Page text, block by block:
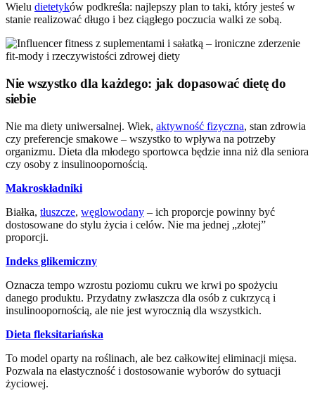
Wielu dietetyków podkreśla: najlepszy plan to taki, który jesteś w
stanie realizować długo i bez ciągłego poczucia walki ze sobą.
Nie wszystko dla każdego: jak dopasować dietę do
siebie
Nie ma diety uniwersalnej. Wiek, aktywność fizyczna, stan zdrowia
czy preferencje smakowe – wszystko to wpływa na potrzeby
organizmu. Dieta dla młodego sportowca będzie inna niż dla seniora
czy osoby z insulinoopornością.
Makroskładniki
Białka, tłuszcze, węglowodany – ich proporcje powinny być
dostosowane do stylu życia i celów. Nie ma jednej „złotej”
proporcji.
Indeks glikemiczny
Oznacza tempo wzrostu poziomu cukru we krwi po spożyciu
danego produktu. Przydatny zwłaszcza dla osób z cukrzycą i
insulinoopornością, ale nie jest wyrocznią dla wszystkich.
Dieta fleksitariańska
To model oparty na roślinach, ale bez całkowitej eliminacji mięsa.
Pozwala na elastyczność i dostosowanie wyborów do sytuacji
życiowej.